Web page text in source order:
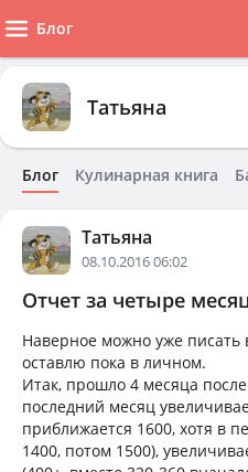
Блог
Татьяна
Блог Кулинарная книга
Татьяна
08.10.2016 06:02
Отчет за четыре
Наверное можно уже писать
оставлю пока в личном.
Итак, прошло 4 месяца
последний месяц
приближается 1600, хотя в
1400, потом 1500),